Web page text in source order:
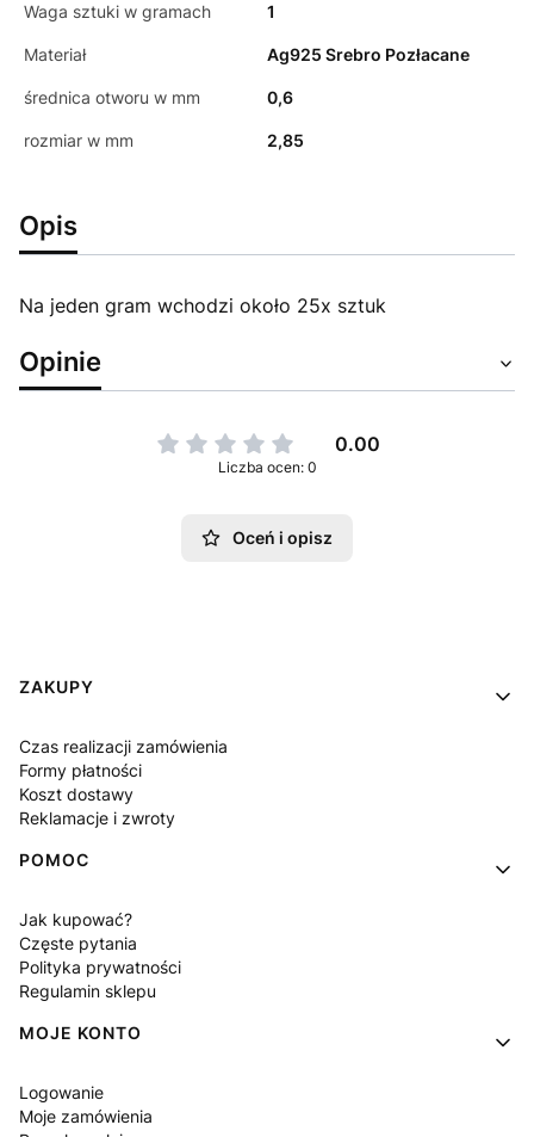
Waga sztuki w gramach 1
Materiał Ag925 Srebro Pozłacane
średnica otworu w mm 0,6
rozmiar w mm 2,85
Opis
Na jeden gram wchodzi około 25x sztuk
Opinie
0.00
Liczba ocen: 0
Oceń i opisz
Linki w stopce
ZAKUPY
Czas realizacji zamówienia
Formy płatności
Koszt dostawy
Reklamacje i zwroty
POMOC
Jak kupować?
Częste pytania
Polityka prywatności
Regulamin sklepu
MOJE KONTO
Logowanie
Moje zamówienia